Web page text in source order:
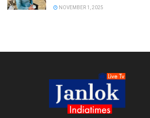
NOVEMBER 1, 2025